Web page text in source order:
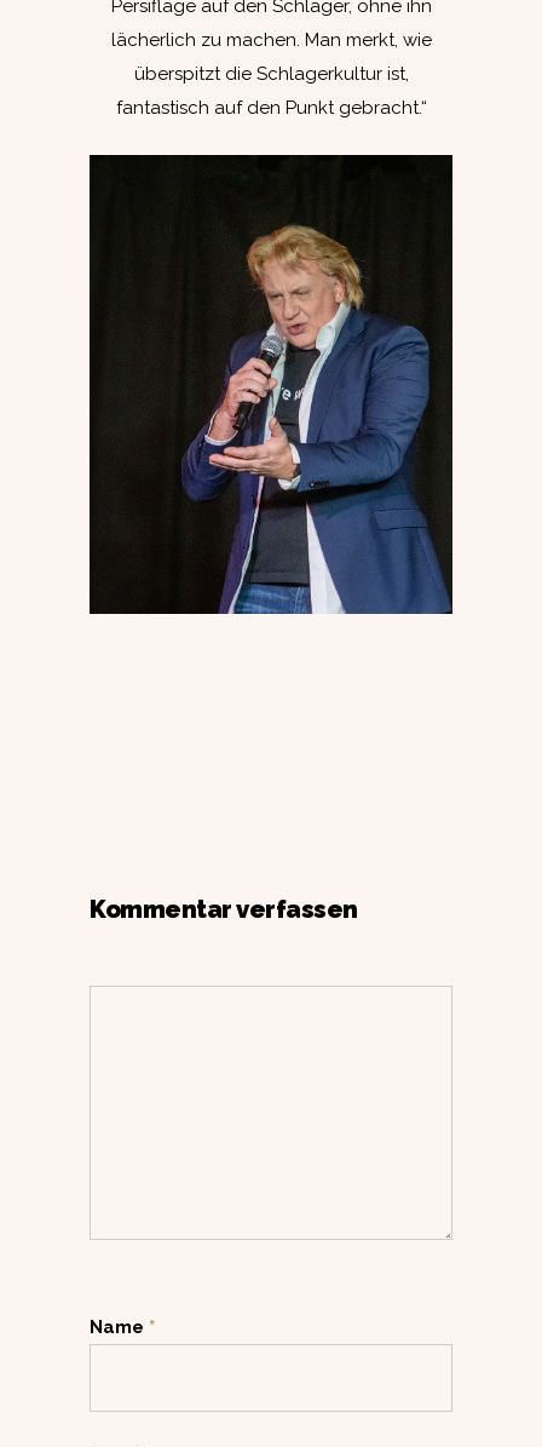
Persiflage auf den Schlager, ohne ihn
lächerlich zu machen. Man merkt, wie
überspitzt die Schlagerkultur ist,
fantastisch auf den Punkt gebracht.“
Kommentar verfassen
Name *